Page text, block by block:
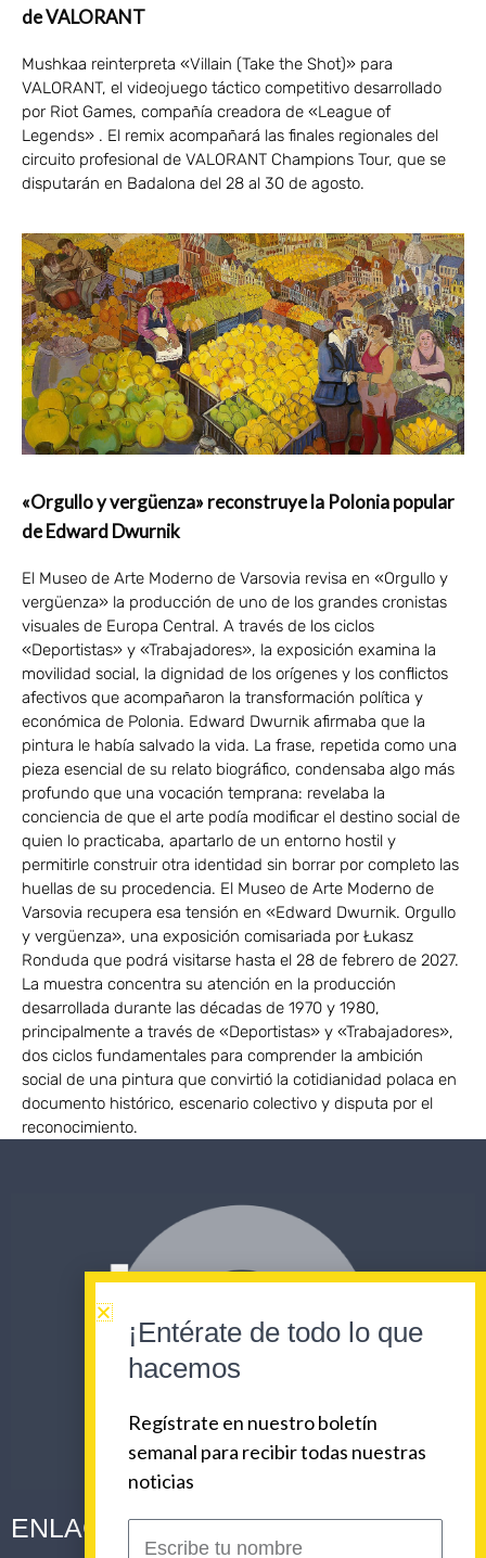
de VALORANT
Mushkaa reinterpreta «Villain (Take the Shot)» para
VALORANT, el videojuego táctico competitivo desarrollado
por Riot Games, compañía creadora de «League of
Legends» . El remix acompañará las finales regionales del
circuito profesional de VALORANT Champions Tour, que se
disputarán en Badalona del 28 al 30 de agosto.
«Orgullo y vergüenza» reconstruye la Polonia popular
de Edward Dwurnik
El Museo de Arte Moderno de Varsovia revisa en «Orgullo y
vergüenza» la producción de uno de los grandes cronistas
visuales de Europa Central. A través de los ciclos
«Deportistas» y «Trabajadores», la exposición examina la
movilidad social, la dignidad de los orígenes y los conflictos
afectivos que acompañaron la transformación política y
económica de Polonia. Edward Dwurnik afirmaba que la
pintura le había salvado la vida. La frase, repetida como una
pieza esencial de su relato biográfico, condensaba algo más
profundo que una vocación temprana: revelaba la
conciencia de que el arte podía modificar el destino social de
quien lo practicaba, apartarlo de un entorno hostil y
permitirle construir otra identidad sin borrar por completo las
huellas de su procedencia. El Museo de Arte Moderno de
Varsovia recupera esa tensión en «Edward Dwurnik. Orgullo
y vergüenza», una exposición comisariada por Łukasz
Ronduda que podrá visitarse hasta el 28 de febrero de 2027.
La muestra concentra su atención en la producción
desarrollada durante las décadas de 1970 y 1980,
principalmente a través de «Deportistas» y «Trabajadores»,
dos ciclos fundamentales para comprender la ambición
social de una pintura que convirtió la cotidianidad polaca en
documento histórico, escenario colectivo y disputa por el
reconocimiento.
ENLACES CORPORATIVOS
¡Entérate de todo lo que
hacemos
Regístrate en nuestro boletín
semanal para recibir todas nuestras
noticias